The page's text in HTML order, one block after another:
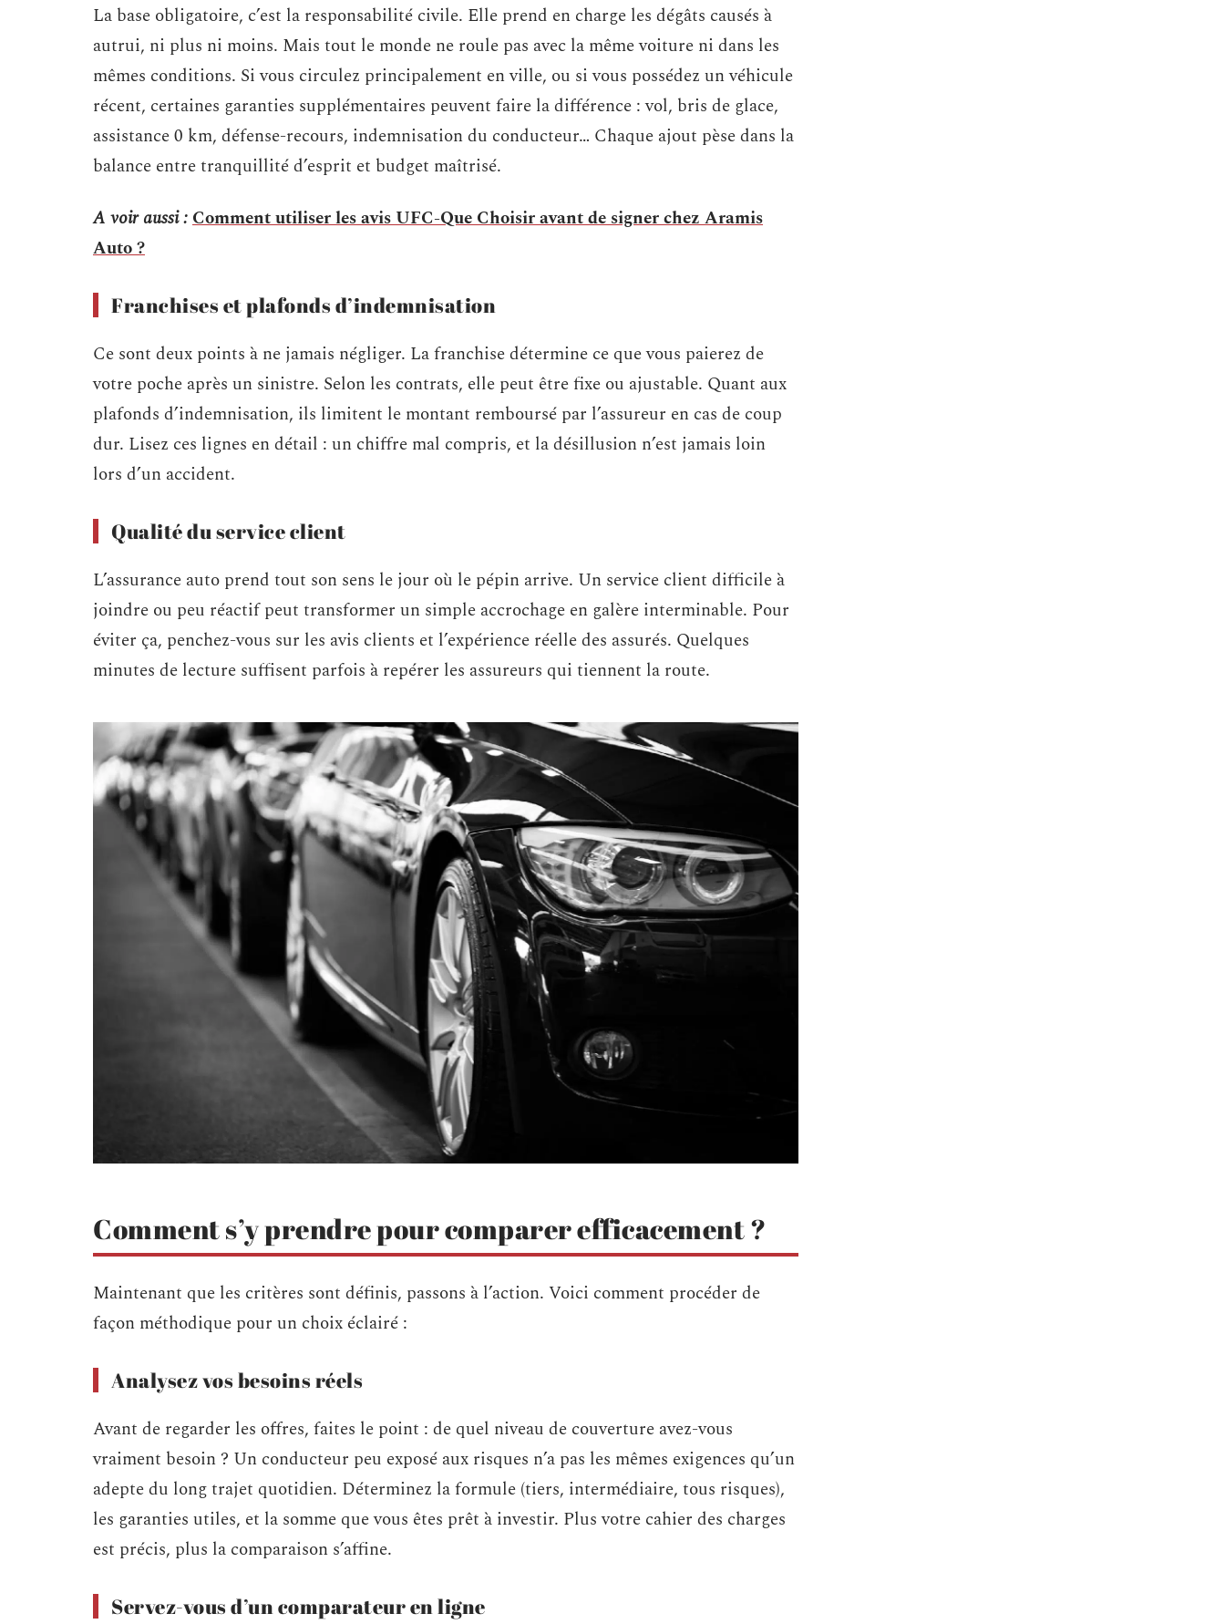
La base obligatoire, c’est la responsabilité civile. Elle prend en charge les dégâts causés à
autrui, ni plus ni moins. Mais tout le monde ne roule pas avec la même voiture ni dans les
mêmes conditions. Si vous circulez principalement en ville, ou si vous possédez un véhicule
récent, certaines garanties supplémentaires peuvent faire la différence : vol, bris de glace,
assistance 0 km, défense-recours, indemnisation du conducteur… Chaque ajout pèse dans la
balance entre tranquillité d’esprit et budget maîtrisé.
A voir aussi :Comment utiliser les avis UFC-Que Choisir avant de signer chez Aramis
Auto ?
Franchises et plafonds d’indemnisation
Ce sont deux points à ne jamais négliger. La franchise détermine ce que vous paierez de
votre poche après un sinistre. Selon les contrats, elle peut être fixe ou ajustable. Quant aux
plafonds d’indemnisation, ils limitent le montant remboursé par l’assureur en cas de coup
dur. Lisez ces lignes en détail : un chiffre mal compris, et la désillusion n’est jamais loin
lors d’un accident.
Qualité du service client
L’assurance auto prend tout son sens le jour où le pépin arrive. Un service client difficile à
joindre ou peu réactif peut transformer un simple accrochage en galère interminable. Pour
éviter ça, penchez-vous sur les avis clients et l’expérience réelle des assurés. Quelques
minutes de lecture suffisent parfois à repérer les assureurs qui tiennent la route.
Comment s’y prendre pour comparer efficacement ?
Maintenant que les critères sont définis, passons à l’action. Voici comment procéder de
façon méthodique pour un choix éclairé :
Analysez vos besoins réels
Avant de regarder les offres, faites le point : de quel niveau de couverture avez-vous
vraiment besoin ? Un conducteur peu exposé aux risques n’a pas les mêmes exigences qu’un
adepte du long trajet quotidien. Déterminez la formule (tiers, intermédiaire, tous risques),
les garanties utiles, et la somme que vous êtes prêt à investir. Plus votre cahier des charges
est précis, plus la comparaison s’affine.
Servez-vous d’un comparateur en ligne